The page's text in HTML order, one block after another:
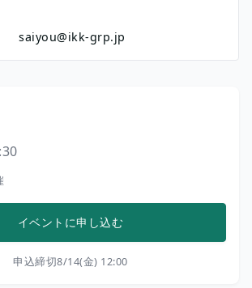
saiyou@ikk-grp.jp
イベントに申し込む
申込締切8/14(金) 12:00